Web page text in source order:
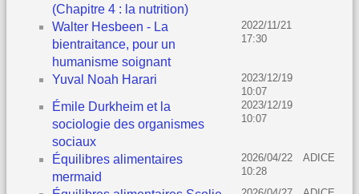
(Chapitre 4 : la nutrition)
Walter Hesbeen - La
bientraitance, pour un
humanisme soignant
2022/11/21
17:30
Yuval Noah Harari
2023/12/19
10:07
Émile Durkheim et la
sociologie des organismes
sociaux
2023/12/19
10:07
Équilibres alimentaires
mermaid
2026/04/22
10:28
ADICE